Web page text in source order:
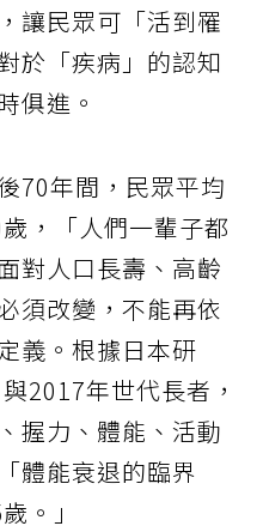
讓民眾可「活到罹
於「疾病」的認知
俱進。
70年間，民眾平均
，「人們一輩子都
對人口長壽、高齡
須改變，不能再依
義。根據日本研
2017年世代長者，
握力、體能、活動
體能衰退的臨界
。」